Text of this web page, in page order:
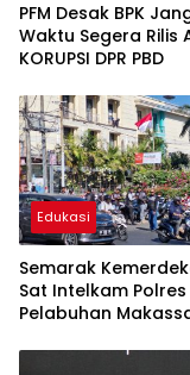
PFM Desak BPK
Waktu Segera Rilis
KORUPSI DPR PBD
Edukasi
Semarak
Sat Intelkam Polres
Pelabuhan
Bagikan 250